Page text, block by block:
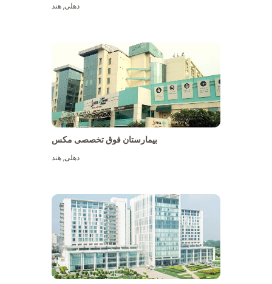
دهلی,هند
بیمارستان فوق تخصصی مکس
دهلی,هند